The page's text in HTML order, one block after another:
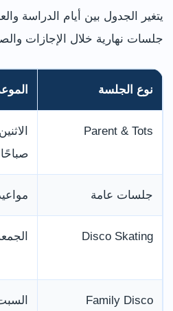
يتغير الجدول بين أيام الدراسة
جلسات نهارية خلال الإجازات
نوع الجلسة
Parent & Tots
صباحًا
جلسات عامة
Disco Skating الجمعة من
Family Disco السبت من